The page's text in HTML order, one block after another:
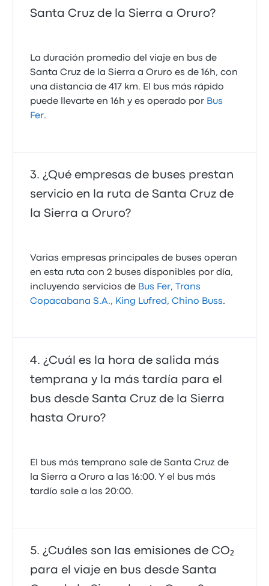
Santa Cruz de la Sierra a Oruro?
La duración promedio del viaje en bus de
Santa Cruz de la Sierra a Oruro es de 16h, con
una distancia de 417 km. El bus más rápido
puede llevarte en 16h y es operado por Bus
Fer.
¿Qué empresas de buses prestan
servicio en la ruta de Santa Cruz de
la Sierra a Oruro?
Varias empresas principales de buses operan
en esta ruta con 2 buses disponibles por día,
incluyendo servicios de Bus Fer,
Trans
Copacabana S.A., King Lufred ,Chino Buss.
¿Cuál es la hora de salida más
temprana y la más tardía para el
bus desde Santa Cruz de la Sierra
hasta Oruro?
El bus más temprano sale de Santa Cruz de
la Sierra a Oruro a las 16:00. Y el bus más
tardío sale a las 20:00.
¿Cuáles son las emisiones de CO₂
para el viaje en bus desde Santa